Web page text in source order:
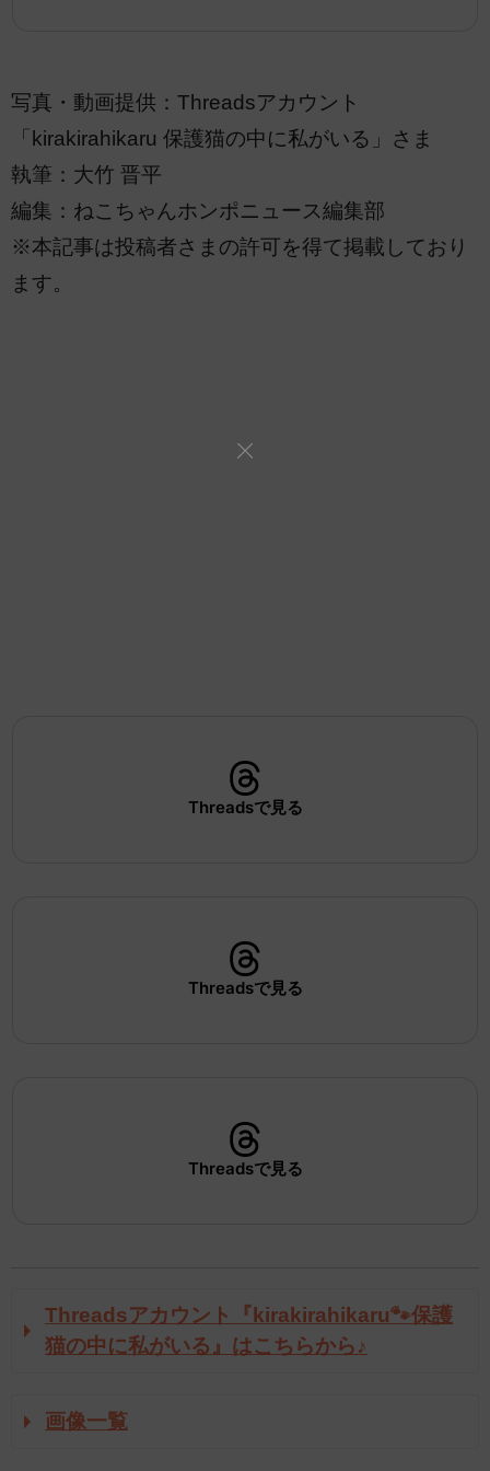
写真・動画提供：Threadsアカウント
「kirakirahikaru 保護猫の中に私がいる」さま
執筆：大竹 晋平
編集：ねこちゃんホンポニュース編集部
※本記事は投稿者さまの許可を得て掲載しており
ます。
Threadsで見る
Threadsで見る
Threadsで見る
Threadsアカウント『kirakirahikaru🐾保護
猫の中に私がいる』はこちらから♪
画像一覧